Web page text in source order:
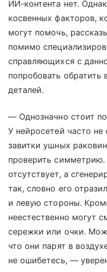
ИИ-контента нет.
косвенных факторов,
могут помочь,
помимо
справляющихся с
попробовать обратить
деталей.
— Однозначно стоит
У нейросетей часто
завитки ушных
проверить симметрию.
отсутствует, а
так, словно его
и левую стороны.
неестественно могут
сережки или очки.
что они парят в
не ошибетесь, —